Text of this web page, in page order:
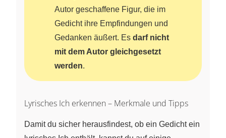
Autor geschaffene Figur, die im
Gedicht ihre Empfindungen und
Gedanken äußert. Es darf nicht
mit dem Autor gleichgesetzt
werden.
Lyrisches Ich erkennen – Merkmale und Tipps
Damit du sicher herausfindest, ob ein Gedicht ein